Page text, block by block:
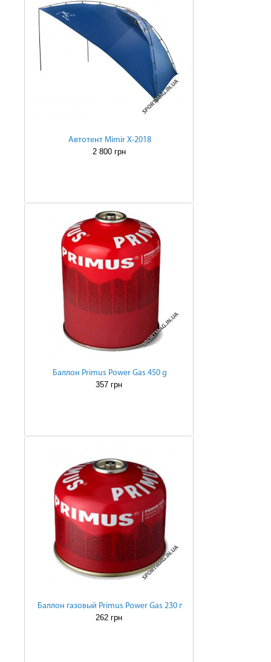
Автотент Mimir Х-2018
2 800 грн
Баллон Primus Power Gas 450 g
357 грн
Баллон газовый Primus Power Gas 230 г
262 грн